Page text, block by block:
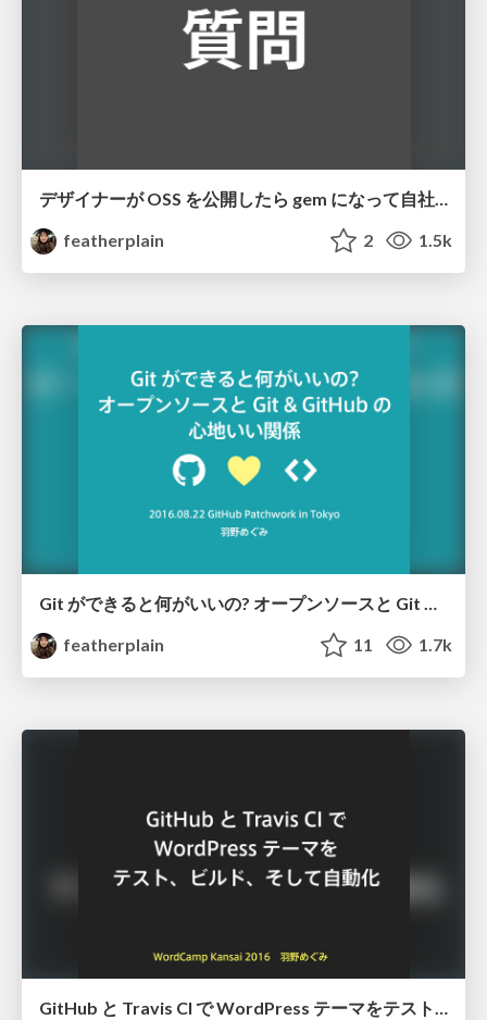
featherplain
2 1.5k
Git ができると何がいいの? オープンソースと Git & GitHub の 心地いい関係
featherplain
11 1.7k
GitHub と Travis CI で WordPress テーマをテスト、ビルド、そして自動化